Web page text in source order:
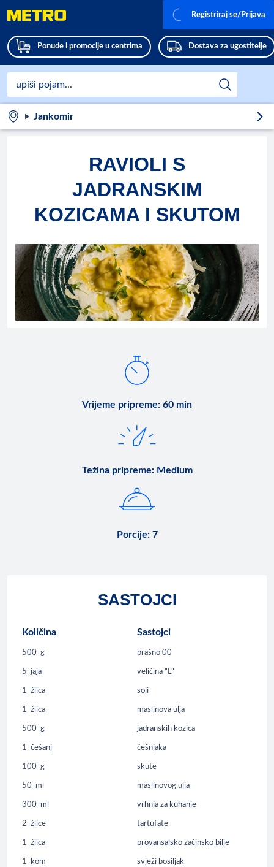
Ponude i promocije u centrima Dostava za ugostitelje
Registriraj se/Prijava
Jankomir
RAVIOLI S
JADRANSKIM
KOZICAMA I SKUTOM
Vrijeme pripreme: 60 min
Težina pripreme: Medium
Porcije: 7
SASTOJCI
Količina Sastojci
500 g brašno 00
5 jaja veličina "L"
1 žlica soli
1 žlica maslinova ulja
500 g jadranskih kozica
1 češanj češnjaka
100 g skute
50 ml maslinovog ulja
300 ml vrhnja za kuhanje
2 žlice tartufate
1 žlica provansalsko začinsko bilje
1 kom svježi bosiljak